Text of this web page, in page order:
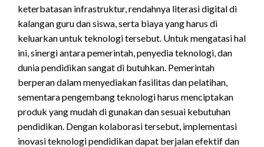
keterbatasan infrastruktur, rendahnya literasi digital di
kalangan guru dan siswa, serta biaya yang harus di
keluarkan untuk teknologi tersebut. Untuk mengatasi hal
ini, sinergi antara pemerintah, penyedia teknologi, dan
dunia pendidikan sangat di butuhkan. Pemerintah
berperan dalam menyediakan fasilitas dan pelatihan,
sementara pengembang teknologi harus menciptakan
produk yang mudah di gunakan dan sesuai kebutuhan
pendidikan. Dengan kolaborasi tersebut, implementasi
inovasi teknologi pendidikan dapat berjalan efektif dan